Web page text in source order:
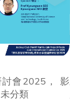
會2025， 影
分類